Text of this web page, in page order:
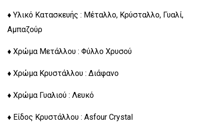
♦ Υλικό Κατασκευής : Μέταλλο, Κρύσταλλο, Γυαλί,
Αμπαζούρ
♦ Χρώμα Μετάλλου : Φύλλο Χρυσού
♦ Χρώμα Κρυστάλλου : Διάφανο
♦ Χρώμα Γυαλιού : Λευκό
♦ Είδος Κρυστάλλου : Asfour Crystal